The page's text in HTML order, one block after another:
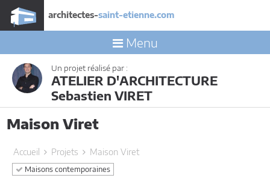
architectes-saint-etienne.com
Menu
Un projet réalisé par :
ATELIER D'ARCHITECTURE
Sebastien VIRET
Maison Viret
Accueil Projets Maison Viret
Maisons contemporaines